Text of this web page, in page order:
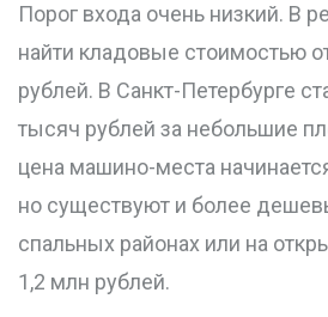
Порог входа очень низкий. В
найти кладовые стоимостью
рублей. В Санкт-Петербурге
тысяч рублей за небольшие
цена машино-места
но существуют и более
спальных районах или на
1,2 млн рублей.